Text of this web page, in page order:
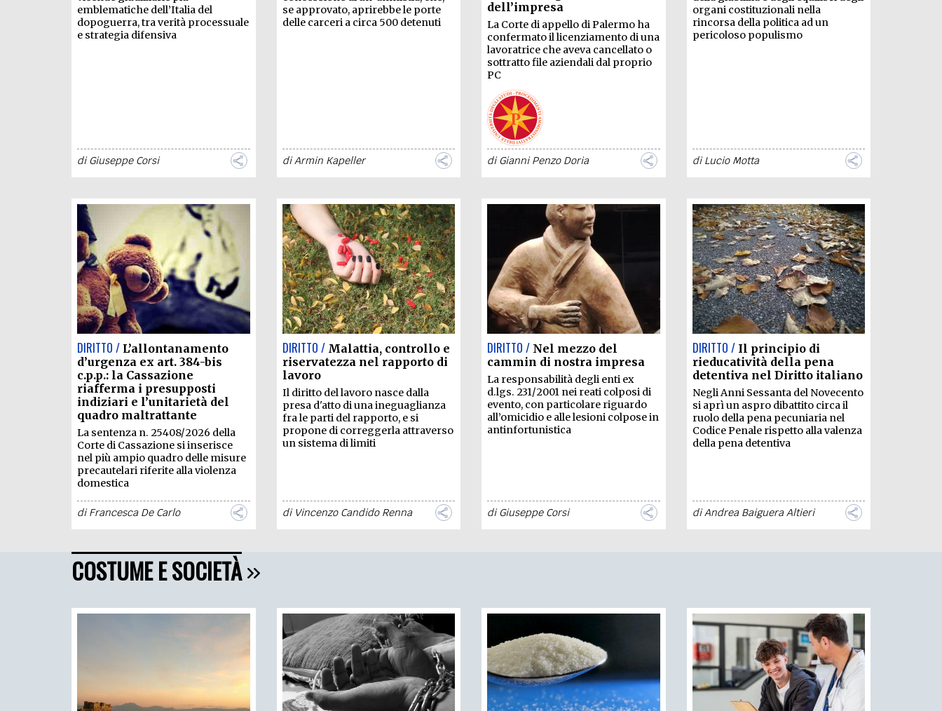
emblematiche dell’Italia del
dopoguerra, tra verità processuale
e strategia difensiva
diGiuseppe Corsi
se approvato, aprirebbe le porte
delle carceri a circa 500 detenuti
diArmin Kapeller
dell’impresa
La Corte di appello di Palermo ha
confermato il licenziamento di una
lavoratrice che aveva cancellato o
sottratto file aziendali dal proprio
PC
diGianni Penzo Doria
organi costituzionali nella
rincorsa della politica ad un
pericoloso populismo
diLucio Motta
DIRITTO / L’allontanamento
d’urgenza ex art. 384-bis
c.p.p.: la Cassazione
riafferma i presupposti
indiziari e l’unitarietà del
quadro maltrattante
La sentenza n. 25408/2026 della
Corte di Cassazione si inserisce
nel più ampio quadro delle misure
precautelari riferite alla violenza
domestica
diFrancesca De Carlo
DIRITTO / Malattia, controllo e
riservatezza nel rapporto di
lavoro
Il diritto del lavoro nasce dalla
presa d'atto di una ineguaglianza
fra le parti del rapporto, e si
propone di correggerla attraverso
un sistema di limiti
di Vincenzo Candido Renna
DIRITTO / Nel mezzo del
cammin di nostra impresa
La responsabilità degli enti ex
d.lgs. 231/2001 nei reati colposi di
evento, con particolare riguardo
all’omicidio e alle lesioni colpose in
antinfortunistica
diGiuseppe Corsi
DIRITTO / Il principio di
rieducatività della pena
detentiva nel Diritto italiano
Negli Anni Sessanta del Novecento
si aprì un aspro dibattito circa il
ruolo della pena pecuniaria nel
Codice Penale rispetto alla valenza
della pena detentiva
diAndrea Baiguera Altieri
COSTUME E SOCIETÀ